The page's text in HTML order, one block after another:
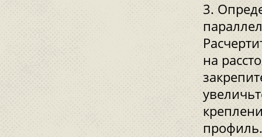
на
профиль.